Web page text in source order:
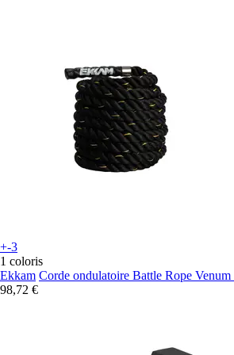
+-3
1 coloris
Ekkam Corde ondulatoire Battle Rope
98,72 €